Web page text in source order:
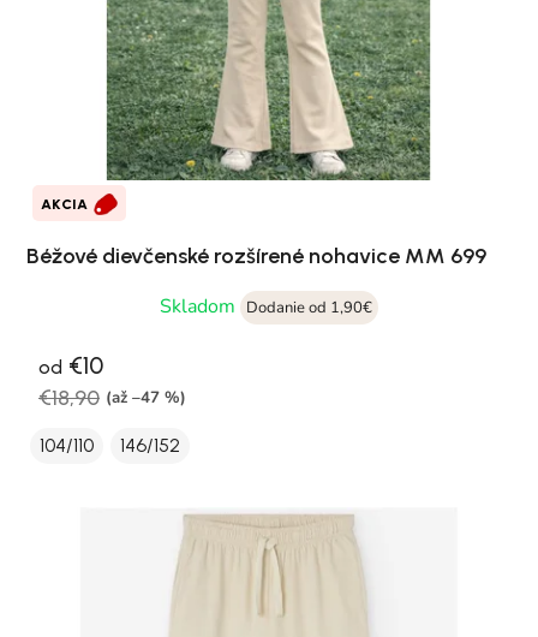
AKCIA
Béžové dievčenské rozšírené nohavice MM 699
Skladom
Dodanie od 1,90€
od €10
€18,90 (až –47 %)
104/110 146/152